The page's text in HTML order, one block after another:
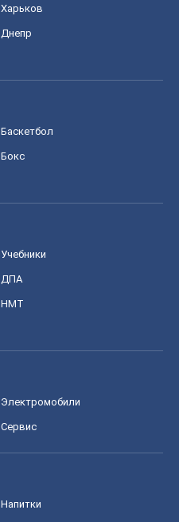
Харьков
Днепр
Баскетбол
Бокс
Учебники
ДПА
НМТ
Электромобили
Сервис
Напитки